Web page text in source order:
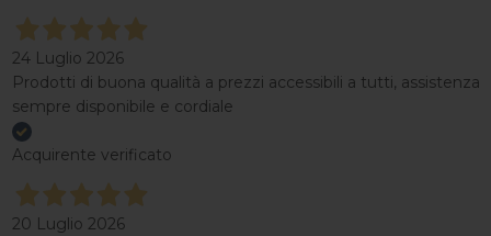
24 Luglio 2026
Prodotti di buona qualità a prezzi accessibili a tutti, assistenza
sempre disponibile e cordiale
Acquirente verificato
20 Luglio 2026